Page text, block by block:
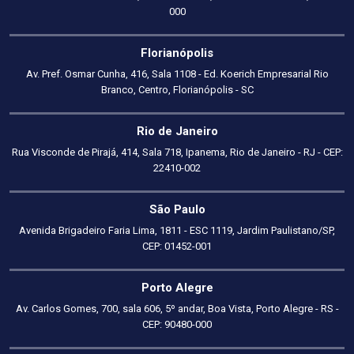
000
Florianópolis
Av. Pref. Osmar Cunha, 416, Sala 1108 - Ed. Koerich Empresarial Rio
Branco, Centro, Florianópolis - SC
Rio de Janeiro
Rua Visconde de Pirajá, 414, Sala 718, Ipanema, Rio de Janeiro - RJ - CEP:
22410-002
São Paulo
Avenida Brigadeiro Faria Lima, 1811 - ESC 1119, Jardim Paulistano/SP,
CEP: 01452-001
Porto Alegre
Av. Carlos Gomes, 700, sala 606, 5º andar, Boa Vista, Porto Alegre - RS -
CEP: 90480-000